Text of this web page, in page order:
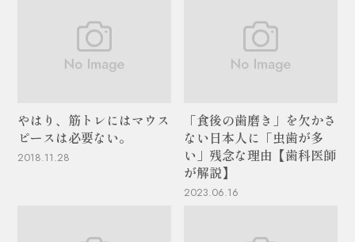
やはり、筋トレにはマウス
ピースは必要ない。
2018.11.28
「食後の歯磨き」を欠かさ
ない日本人に「虫歯が多
い」残念な理由【歯科医師
が解説】
2023.06.16